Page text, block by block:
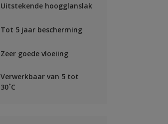
Uitstekende hoogglanslak
Tot 5 jaar bescherming
Zeer goede vloeiing
Verwerkbaar van 5 tot
30˚C